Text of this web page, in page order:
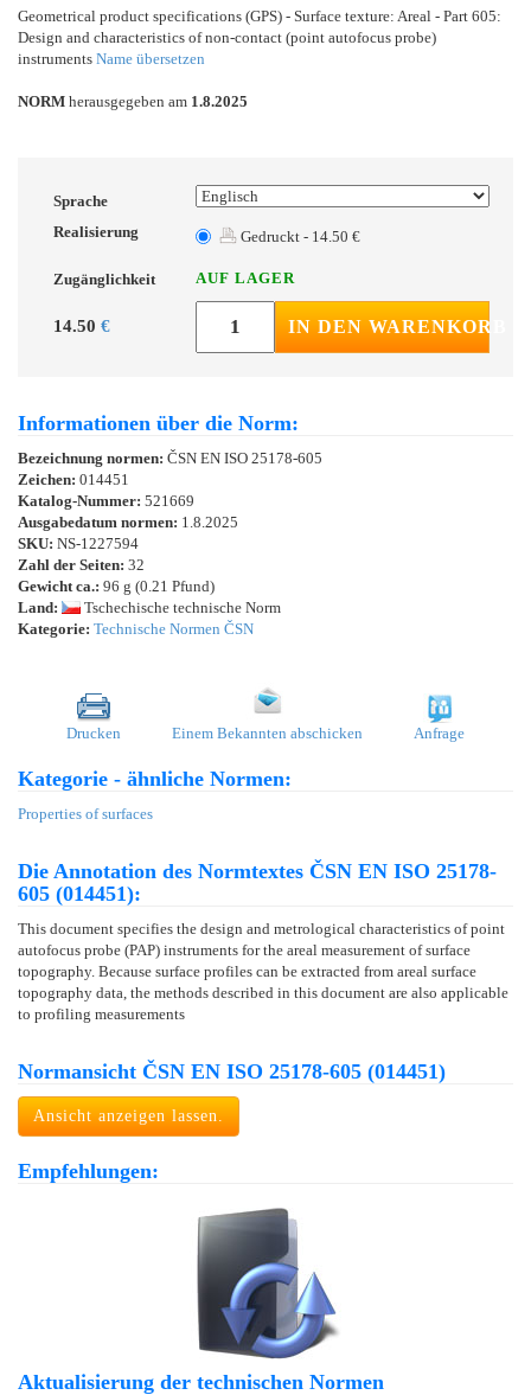
Geometrical product specifications (GPS) - Surface texture: Areal - Part 605:
Design and characteristics of non-contact (point autofocus probe)
instruments Name übersetzen
NORM herausgegeben am 1.8.2025
Sprache
Realisierung
Gedruckt - 14.50 €
Zugänglichkeit AUF LAGER
14.50 € IN DEN WARENKORB
Informationen über die Norm:
Bezeichnung normen: ČSN EN ISO 25178-605
Zeichen: 014451
Katalog-Nummer: 521669
Ausgabedatum normen: 1.8.2025
SKU: NS-1227594
Zahl der Seiten: 32
Gewicht ca.: 96 g (0.21 Pfund)
Land:
Tschechische technische Norm
Kategorie: Technische Normen ČSN
Drucken Einem Bekannten abschicken Anfrage
Kategorie - ähnliche Normen:
Properties of surfaces
Die Annotation des Normtextes ČSN EN ISO 25178-
605 (014451):
This document specifies the design and metrological characteristics of point
autofocus probe (PAP) instruments for the areal measurement of surface
topography. Because surface profiles can be extracted from areal surface
topography data, the methods described in this document are also applicable
to profiling measurements
Normansicht ČSN EN ISO 25178-605 (014451)
Ansicht anzeigen lassen.
Empfehlungen:
Aktualisierung der technischen Normen